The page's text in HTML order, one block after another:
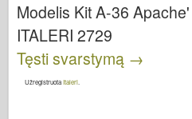
Modelis Kit A-36
ITALERI 2729
Tęsti svarstymą →
UžregistruotaItaleri